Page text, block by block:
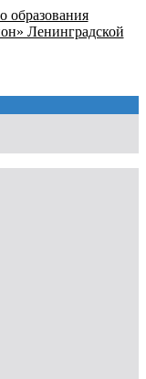
образования
Ленинградской